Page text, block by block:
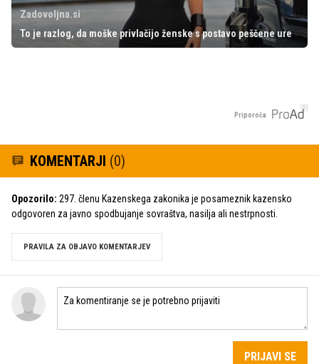
Zadovoljna.si
To je razlog, da moške privlačijo ženske s postavo peščene ure
Priporoča
KOMENTARJI (0)
Opozorilo: 297. členu Kazenskega zakonika je posameznik kazensko
odgovoren za javno spodbujanje sovraštva, nasilja ali nestrpnosti.
PRAVILA ZA OBJAVO KOMENTARJEV
PRIJAVI SE